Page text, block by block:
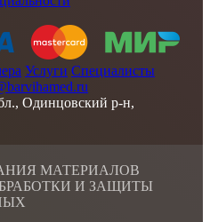
Услуги Специалисты
Одинцовский р-н,
МАТЕРИАЛОВ
И ЗАЩИТЫ